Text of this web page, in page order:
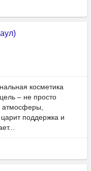
косметика
– не просто
атмосферы,
поддержка и